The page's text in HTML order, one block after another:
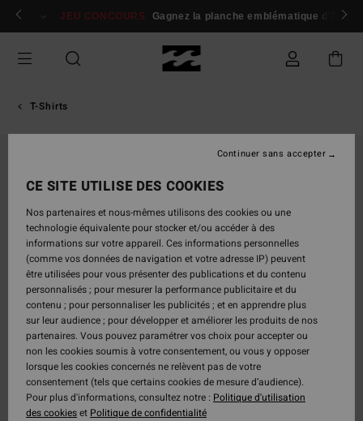
Passer
Se connecter / s'inscrire
JEU CONCOURS Gagnez la planche emblématique d'Andy
T-Shirts
CE SITE UTILISE DES COOKIES
Nos partenaires et nous-mêmes utilisons des cookies ou une
technologie équivalente pour stocker et/ou accéder à des
informations sur votre appareil. Ces informations personnelles
(comme vos données de navigation et votre adresse IP) peuvent
être utilisées pour vous présenter des publications et du contenu
personnalisés ; pour mesurer la performance publicitaire et du
contenu ; pour personnaliser les publicités ; et en apprendre plus
sur leur audience ; pour développer et améliorer les produits de nos
partenaires. Vous pouvez paramétrer vos choix pour accepter ou
non les cookies soumis à votre consentement, ou vous y opposer
lorsque les cookies concernés ne relèvent pas de votre
consentement (tels que certains cookies de mesure d’audience).
Pour plus d'informations, consultez notre : Politique d'utilisation
des cookieset Politique de confidentialité
Continuer sans accepter